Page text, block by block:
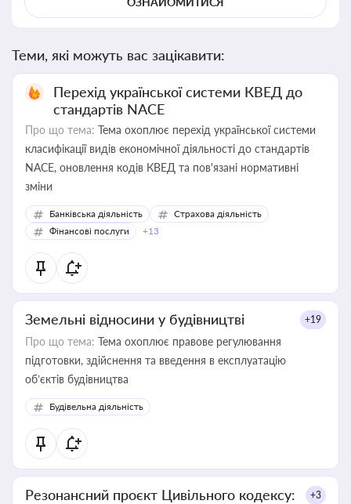
Теми, які можуть вас зацікавити:
Перехід української системи КВЕД до
стандартів NACE
Про що тема: Тема охоплює перехід української системи
класифікації видів економічної діяльності до стандартів
NACE, оновлення кодів КВЕД та пов'язані нормативні
зміни
Банківська діяльність
Страхова діяльність
Фінансові послуги
+13
Земельні відносини у будівництві +19
Про що тема: Тема охоплює правове регулювання
підготовки, здійснення та введення в експлуатацію
об’єктів будівництва
Будівельна діяльність
Резонансний проєкт Цивільного кодексу:
+3